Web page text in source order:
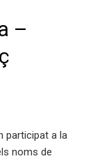
–
participat a la
noms de